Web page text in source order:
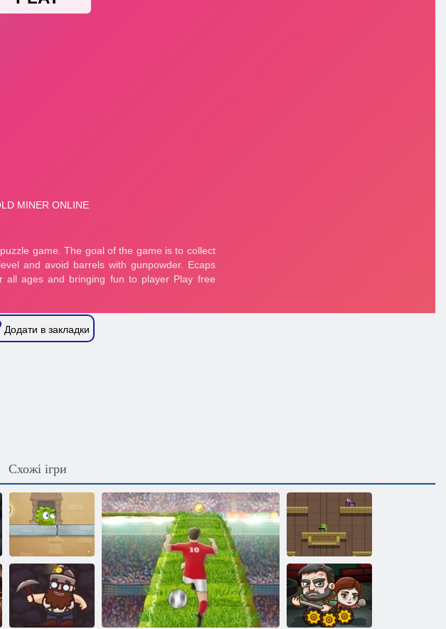
Додати в закладки
Схожі ігри
Ам Ням: Манія
манго
Перестрілка в
храмі